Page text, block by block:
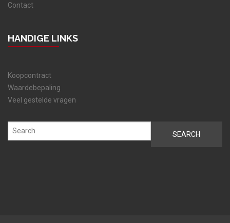
Contact
HANDIGE LINKS
Koopcontract
Waardebepaling
Veel gestelde vragen